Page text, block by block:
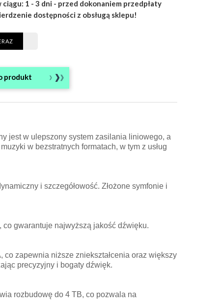
ciągu: 1 - 3 dni - przed dokonaniem przedpłaty
dostępności z obsługą sklepu!
produkt
jest w ulepszony system zasilania liniowego, a
w bezstratnych formatach, w tym z usług
i szczegółowość. Złożone symfonie i
gwarantuje najwyższą jakość dźwięku.
co zapewnia niższe zniekształcenia oraz większy
precyzyjny i bogaty dźwięk.
rozbudowę do 4 TB, co pozwala na